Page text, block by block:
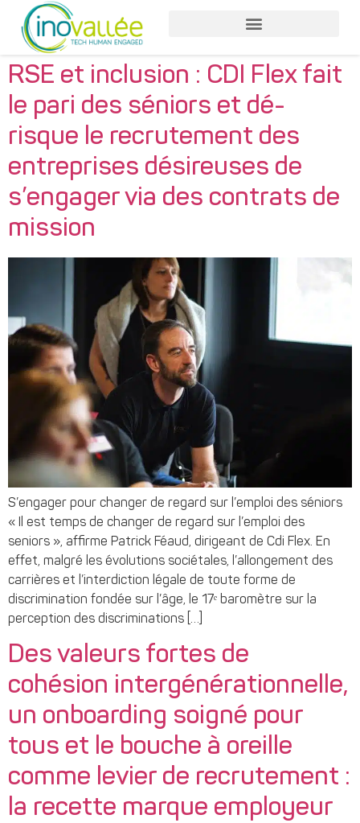
RSE et inclusion : CDI Flex fait
le pari des séniors et dé-
risque le recrutement des
entreprises désireuses de
s’engager via des contrats de
mission
S’engager pour changer de regard sur l’emploi des séniors
« Il est temps de changer de regard sur l’emploi des
seniors », affirme Patrick Féaud, dirigeant de Cdi Flex. En
effet, malgré les évolutions sociétales, l’allongement des
carrières et l’interdiction légale de toute forme de
discrimination fondée sur l’âge, le 17ᵉ baromètre sur la
perception des discriminations […]
Des valeurs fortes de
cohésion intergénérationnelle,
un onboarding soigné pour
tous et le bouche à oreille
comme levier de recrutement :
la recette marque employeur